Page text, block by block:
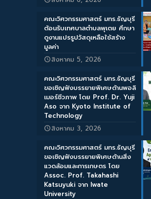
คณะวิศวกรรมศาสตร์ มทร.ธัญบุรี
ต้อนรับเทศบาลตำบลพุเตย ศึกษา
ดูงานแปรรูปวัสดุเหลือใช้สร้าง
มูลค่า
สิงหาคม 5, 2026
คณะวิศวกรรมศาสตร์ มทร.ธัญบุรี
ขอเชิญฟังบรรยายพิเศษด้านพอลิ
เมอร์ชีวภาพ โดย Prof. Dr. Yuji
Aso จาก Kyoto Institute of
Technology
สิงหาคม 3, 2026
คณะวิศวกรรมศาสตร์ มทร.ธัญบุรี
ขอเชิญฟังบรรยายพิเศษด้านสิ่ง
แวดล้อมและการเกษตร โดย
Assoc. Prof. Takahashi
Katsuyuki จาก Iwate
University